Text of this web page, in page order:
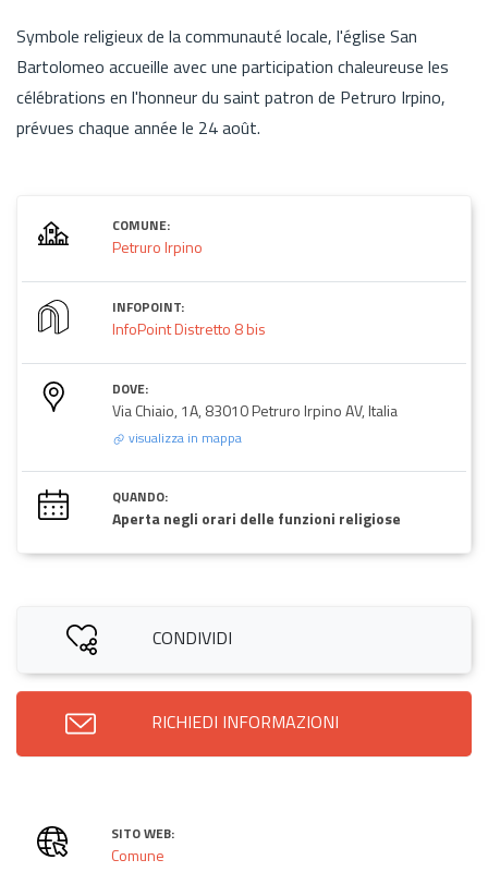
Symbole religieux de la communauté locale, l'église San
Bartolomeo accueille avec une participation chaleureuse les
célébrations en l'honneur du saint patron de Petruro Irpino,
prévues chaque année le 24 août.
COMUNE:
Petruro Irpino
INFOPOINT:
InfoPoint Distretto 8 bis
DOVE:
Via Chiaio, 1A, 83010 Petruro Irpino AV, Italia
visualizza in mappa
QUANDO:
Aperta negli orari delle funzioni religiose
CONDIVIDI
RICHIEDI INFORMAZIONI
SITO WEB:
Comune